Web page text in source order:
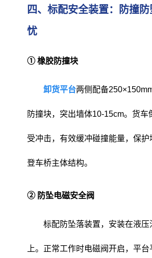
四、标配安全装置：防撞
忧
① 橡胶防撞块
卸货平台两侧配备
防撞块，突出墙体10-15cm。货车
受冲击，有效缓冲碰撞能量，保护
登车桥主体结构。
② 防坠电磁安全阀
标配防坠落装置，安装在液压
上。正常工作时电磁阀开启，平